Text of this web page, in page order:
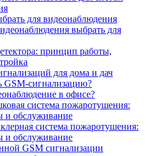
для видеонаблюдения
выбрать для
принцип работы,
для дома и дач
GSM-сигнализацию?
в офисе?
система пожаротушения:
и обслуживание
система пожаротушения:
и обслуживание
GSM сигнализации